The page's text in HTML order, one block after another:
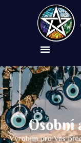
Osobní
Vyrobím pro Vás